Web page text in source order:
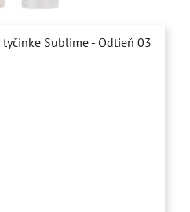
Sublime - Odtieň 03